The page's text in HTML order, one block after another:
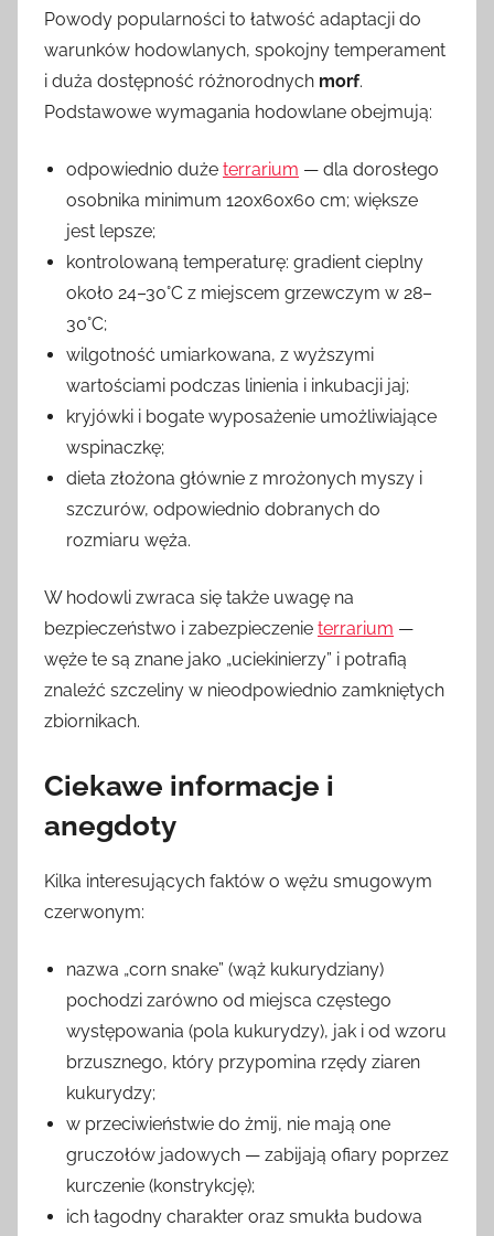
Powody popularności to łatwość adaptacji do
warunków hodowlanych, spokojny temperament
i duża dostępność różnorodnych morf.
Podstawowe wymagania hodowlane obejmują:
odpowiednio duże terrarium — dla dorosłego
osobnika minimum 120x60x60 cm; większe
jest lepsze;
kontrolowaną temperaturę: gradient cieplny
około 24–30°C z miejscem grzewczym w 28–
30°C;
wilgotność umiarkowana, z wyższymi
wartościami podczas linienia i inkubacji jaj;
kryjówki i bogate wyposażenie umożliwiające
wspinaczkę;
dieta złożona głównie z mrożonych myszy i
szczurów, odpowiednio dobranych do
rozmiaru węża.
W hodowli zwraca się także uwagę na
bezpieczeństwo i zabezpieczenie terrarium —
węże te są znane jako „uciekinierzy” i potrafią
znaleźć szczeliny w nieodpowiednio zamkniętych
zbiornikach.
Ciekawe informacje i
anegdoty
Kilka interesujących faktów o wężu smugowym
czerwonym:
nazwa „corn snake” (wąż kukurydziany)
pochodzi zarówno od miejsca częstego
występowania (pola kukurydzy), jak i od wzoru
brzusznego, który przypomina rzędy ziaren
kukurydzy;
w przeciwieństwie do żmij, nie mają one
gruczołów jadowych — zabijają ofiary poprzez
kurczenie (konstrykcję);
ich łagodny charakter oraz smukła budowa